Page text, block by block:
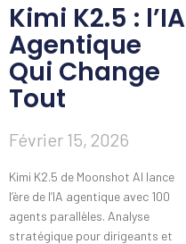
Kimi K2.5 : l’IA
Agentique
Qui Change
Tout
Février 15, 2026
Kimi K2.5 de Moonshot AI lance
l’ère de l’IA agentique avec 100
agents parallèles. Analyse
stratégique pour dirigeants et